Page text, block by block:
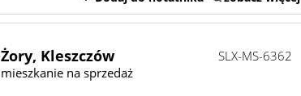
Żory, Kleszczów
mieszkanie na sprzedaż
SLX-MS-6362